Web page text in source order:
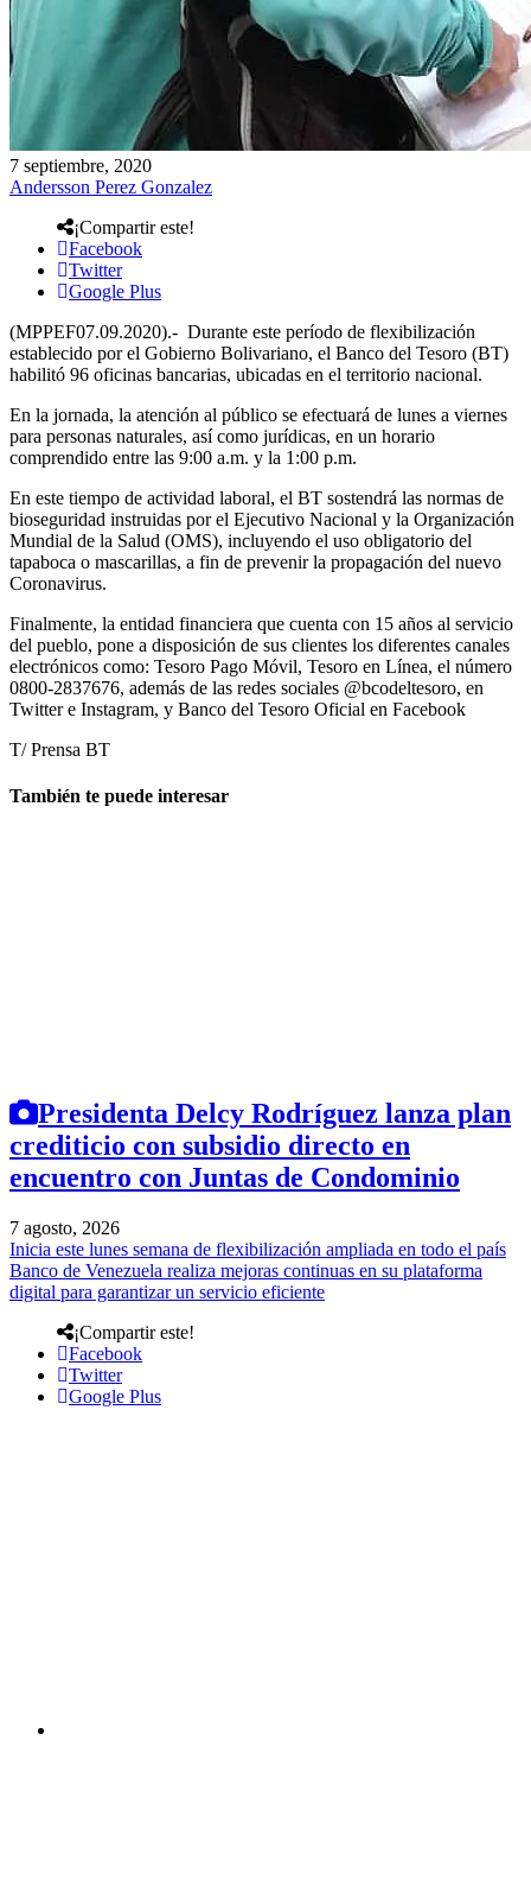
7 septiembre, 2020
Andersson Perez Gonzalez
¡Compartir este!
Facebook
Twitter
Google Plus
(MPPEF07.09.2020).- Durante este período de flexibilización
establecido por el Gobierno Bolivariano, el Banco del Tesoro (BT)
habilitó 96 oficinas bancarias, ubicadas en el territorio nacional.
En la jornada, la atención al público se efectuará de lunes a viernes
para personas naturales, así como jurídicas, en un horario
comprendido entre las 9:00 a.m. y la 1:00 p.m.
En este tiempo de actividad laboral, el BT sostendrá las normas de
bioseguridad instruidas por el Ejecutivo Nacional y la Organización
Mundial de la Salud (OMS), incluyendo el uso obligatorio del
tapaboca o mascarillas, a fin de prevenir la propagación del nuevo
Coronavirus.
Finalmente, la entidad financiera que cuenta con 15 años al servicio
del pueblo, pone a disposición de sus clientes los diferentes canales
electrónicos como: Tesoro Pago Móvil, Tesoro en Línea, el número
0800-2837676, además de las redes sociales @bcodeltesoro, en
Twitter e Instagram, y Banco del Tesoro Oficial en Facebook
T/ Prensa BT
También te puede interesar
Presidenta Delcy Rodríguez lanza plan
crediticio con subsidio directo en
encuentro con Juntas de Condominio
7 agosto, 2026
Inicia este lunes semana de flexibilización ampliada en todo el país
Banco de Venezuela realiza mejoras continuas en su plataforma
digital para garantizar un servicio eficiente
¡Compartir este!
Facebook
Twitter
Google Plus